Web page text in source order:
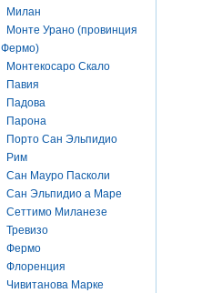
Милан
Монте Урано (провинция
Фермо)
Монтекосаро Скало
Павия
Падова
Парона
Порто Сан Эльпидио
Рим
Сан Мауро Пасколи
Сан Эльпидио а Маре
Сеттимо Миланезе
Тревизо
Фермо
Флоренция
Чивитанова Марке